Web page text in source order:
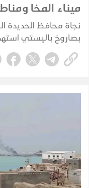
ميناء المخا
نجاة محافظ الحديدة
بصاروخ باليستي